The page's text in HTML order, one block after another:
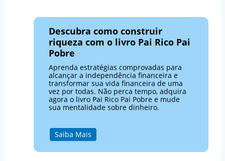
Descubra como construir
riqueza com o livro Pai Rico Pai
Pobre
Aprenda estratégias comprovadas para
alcançar a independência financeira e
transformar sua vida financeira de uma
vez por todas. Não perca tempo, adquira
agora o livro Pai Rico Pai Pobre e mude
sua mentalidade sobre dinheiro.
Saiba Mais